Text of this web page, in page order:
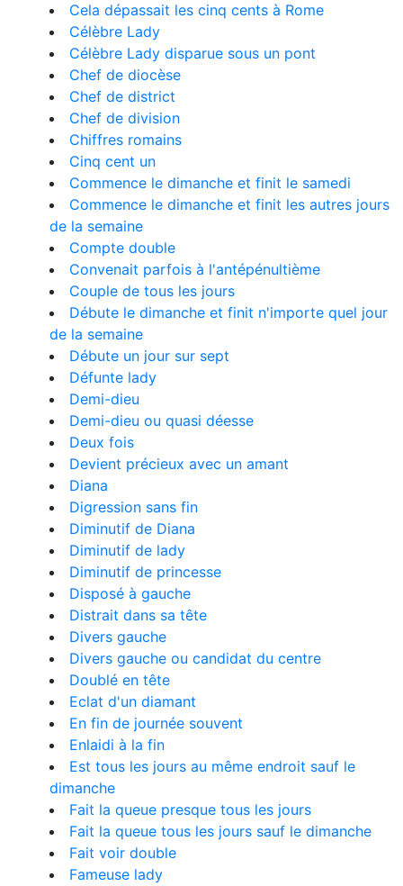
Cela dépassait les cinq cents à Rome
Célèbre Lady
Célèbre Lady disparue sous un pont
Chef de diocèse
Chef de district
Chef de division
Chiffres romains
Cinq cent un
Commence le dimanche et finit le samedi
Commence le dimanche et finit les autres jours
de la semaine
Compte double
Convenait parfois à l'antépénultième
Couple de tous les jours
Débute le dimanche et finit n'importe quel jour
de la semaine
Débute un jour sur sept
Défunte lady
Demi-dieu
Demi-dieu ou quasi déesse
Deux fois
Devient précieux avec un amant
Diana
Digression sans fin
Diminutif de Diana
Diminutif de lady
Diminutif de princesse
Disposé à gauche
Distrait dans sa tête
Divers gauche
Divers gauche ou candidat du centre
Doublé en tête
Eclat d'un diamant
En fin de journée souvent
Enlaidi à la fin
Est tous les jours au même endroit sauf le
dimanche
Fait la queue presque tous les jours
Fait la queue tous les jours sauf le dimanche
Fait voir double
Fameuse lady